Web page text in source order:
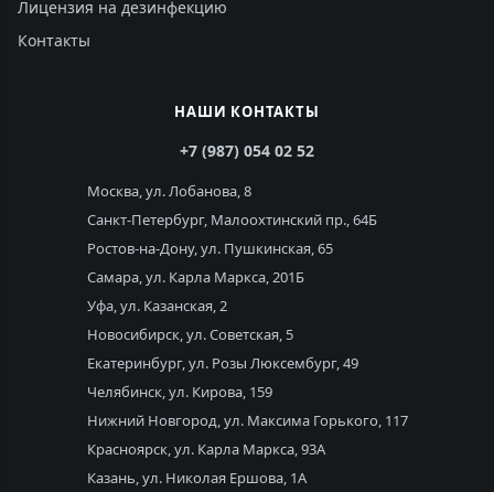
Лицензия на дезинфекцию
Контакты
НАШИ КОНТАКТЫ
+7 (987) 054 02 52
Москва, ул. Лобанова, 8
Санкт-Петербург, Малоохтинский пр., 64Б
Ростов-на-Дону, ул. Пушкинская, 65
Самара, ул. Карла Маркса, 201Б
Уфа, ул. Казанская, 2
Новосибирск, ул. Советская, 5
Екатеринбург, ул. Розы Люксембург, 49
Челябинск, ул. Кирова, 159
Нижний Новгород, ул. Максима Горького, 117
Красноярск, ул. Карла Маркса, 93А
Казань, ул. Николая Ершова, 1А